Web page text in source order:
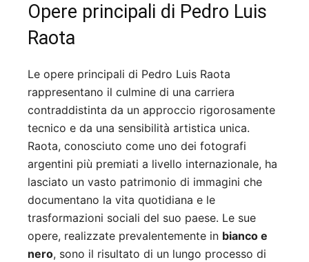
Opere principali di Pedro Luis
Raota
Le opere principali di Pedro Luis Raota
rappresentano il culmine di una carriera
contraddistinta da un approccio rigorosamente
tecnico e da una sensibilità artistica unica.
Raota, conosciuto come uno dei fotografi
argentini più premiati a livello internazionale, ha
lasciato un vasto patrimonio di immagini che
documentano la vita quotidiana e le
trasformazioni sociali del suo paese. Le sue
opere, realizzate prevalentemente in bianco e
nero, sono il risultato di un lungo processo di